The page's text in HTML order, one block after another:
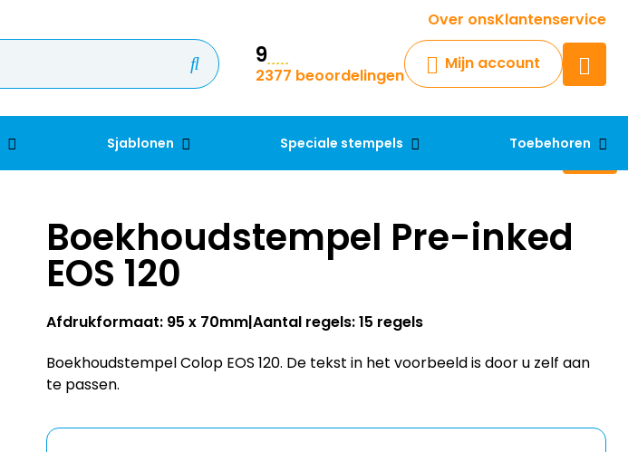
Over onsKlantenservice
9
2377 beoordelingen
Mijn account
Sjablonen Speciale stempels Toebehoren
Krijg een antwoord op uw vraag
Chatbot
Chat 24/7 met onze chatbot
Contact
Boekhoudstempel Pre-inked
EOS 120
Boekhoudstempel Colop EOS 120. De tekst in het voorbeeld is door u zelf aan
te passen.